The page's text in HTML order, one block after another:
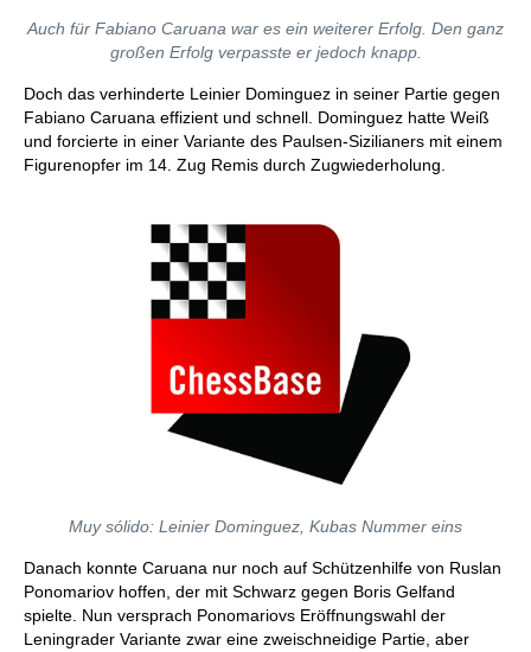
Auch für Fabiano Caruana war es ein weiterer Erfolg. Den ganz
großen Erfolg verpasste er jedoch knapp.
Doch das verhinderte Leinier Dominguez in seiner Partie gegen
Fabiano Caruana effizient und schnell. Dominguez hatte Weiß
und forcierte in einer Variante des Paulsen-Sizilianers mit einem
Figurenopfer im 14. Zug Remis durch Zugwiederholung.
Muy sólido: Leinier Dominguez, Kubas Nummer eins
Danach konnte Caruana nur noch auf Schützenhilfe von Ruslan
Ponomariov hoffen, der mit Schwarz gegen Boris Gelfand
spielte. Nun versprach Ponomariovs Eröffnungswahl der
Leningrader Variante zwar eine zweischneidige Partie, aber